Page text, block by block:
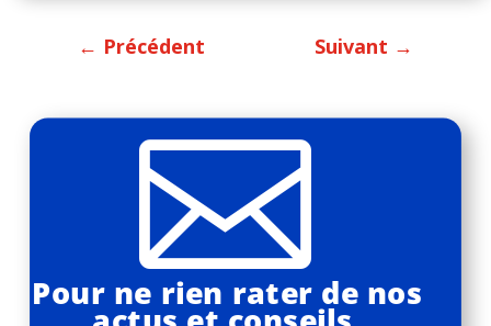
← Précédent Suivant →

Pour ne rien rater de nos